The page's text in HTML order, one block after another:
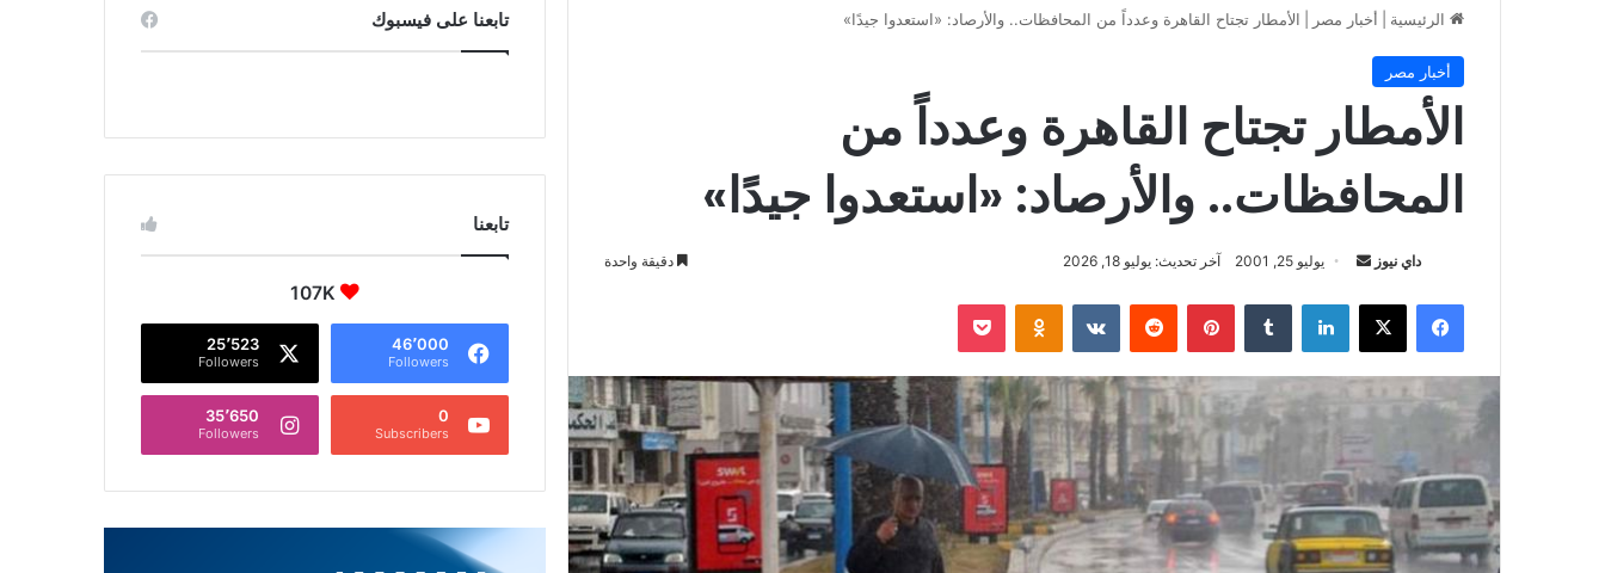
الرئيسية أخبار مصر الأمطار تجتاح القاهرة وعدداً من المحافظات.. والأرصاد: «استعدوا جيدًا»
أخبار مصر
الأمطار تجتاح القاهرة وعدداً من
المحافظات.. والأرصاد: «استعدوا جيدًا»
داي نيوز
أرسل
إلكترونيا
يوليو 25, 2001 آخر تحديث: يوليو 18, 2026 دقيقة واحدة
فيسبوك ‫X لينكدإن بينتيريست Odnoklassniki
‫Pocket
تابعنا على فيسبوك
تابعنا
107K
46٬000
Followers
25٬523
Followers
0
Subscribers
35٬650
Followers